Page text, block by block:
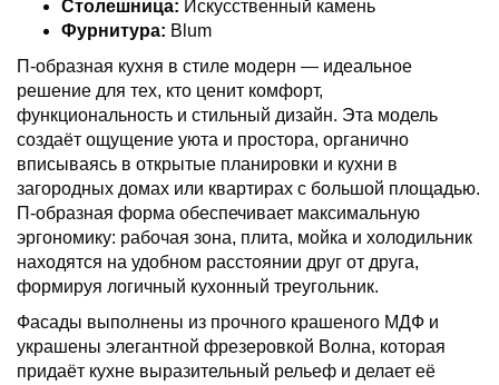
Столешница: Искусственный камень
Фурнитура: Blum
П-образная кухня в стиле модерн — идеальное
решение для тех, кто ценит комфорт,
функциональность и стильный дизайн. Эта модель
создаёт ощущение уюта и простора, органично
вписываясь в открытые планировки и кухни в
загородных домах или квартирах с большой площадью.
П-образная форма обеспечивает максимальную
эргономику: рабочая зона, плита, мойка и холодильник
находятся на удобном расстоянии друг от друга,
формируя логичный кухонный треугольник.
Фасады выполнены из прочного крашеного МДФ и
украшены элегантной фрезеровкой Волна, которая
придаёт кухне выразительный рельеф и делает её